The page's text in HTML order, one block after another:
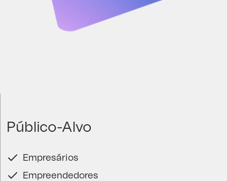
Público-Alvo
Empresários
Empreendedores